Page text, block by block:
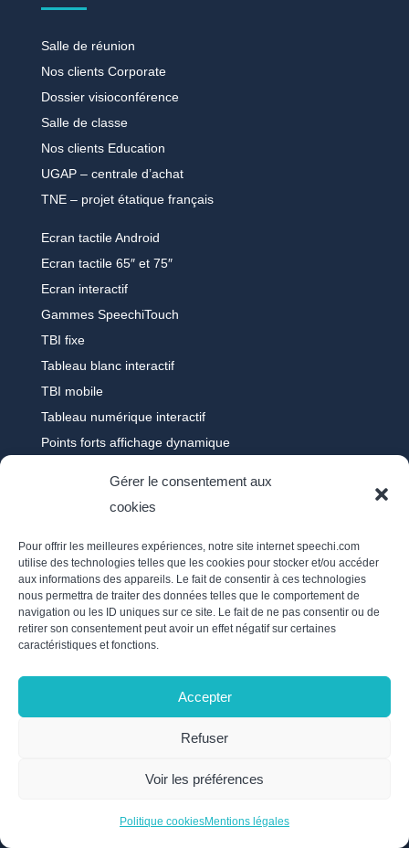
Gérer le consentement aux
cookies
Pour offrir les meilleures expériences, notre site internet speechi.com
utilise des technologies telles que les cookies pour stocker et/ou accéder
aux informations des appareils. Le fait de consentir à ces technologies
nous permettra de traiter des données telles que le comportement de
navigation ou les ID uniques sur ce site. Le fait de ne pas consentir ou de
retirer son consentement peut avoir un effet négatif sur certaines
caractéristiques et fonctions.
Accepter
Refuser
Voir les préférences
Politique cookiesMentions légales
Salle de réunion
Nos clients Corporate
Dossier visioconférence
Salle de classe
Nos clients Education
UGAP – centrale d’achat
TNE – projet étatique français
Ecran tactile Android
Ecran tactile 65″ et 75″
Ecran interactif
Gammes SpeechiTouch
TBI fixe
Tableau blanc interactif
TBI mobile
Tableau numérique interactif
Points forts affichage dynamique
FAQs visioconférence
FAQs Speechi connect
FAQs Note
FAQs Iolaos
FAQs Logiciels
FAQs vidéoprojecteur
FAQs écran interactif
FAQs tableau interactif